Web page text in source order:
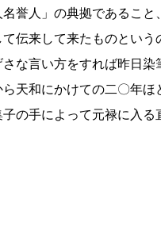
誉人」の典拠であるこ
伝来して来たものとい
な言い方をすれば昨日
天和にかけての二〇年
の手によって元禄に入る